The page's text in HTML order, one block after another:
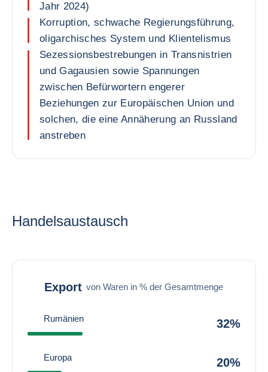
Jahr 2024)
Korruption, schwache Regierungsführung,
oligarchisches System und Klientelismus
Sezessionsbestrebungen in Transnistrien
und Gagausien sowie Spannungen
zwischen Befürwortern engerer
Beziehungen zur Europäischen Union und
solchen, die eine Annäherung an Russland
anstreben
Handelsaustausch
Export von Waren in % der Gesamtmenge
Rumänien 32%
Europa 20%